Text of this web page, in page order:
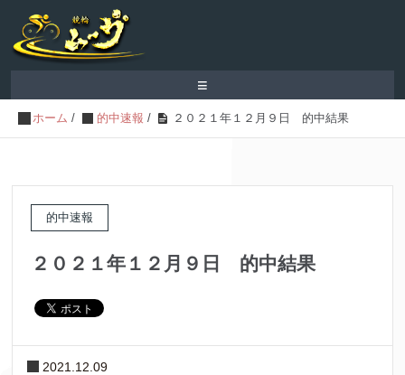
≡
ホーム / 的中速報 / ２０２１年１２月９日 的中結果
的中速報
２０２１年１２月９日 的中結果
2021.12.09